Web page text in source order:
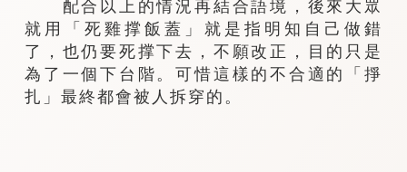
配合以上的情況再結合語境，後來大眾
就用「死雞撑飯蓋」就是指明知自己做錯
了，也仍要死撑下去，不願改正，目的只是
為了一個下台階。可惜這樣的不合適的「掙
扎」最終都會被人拆穿的。